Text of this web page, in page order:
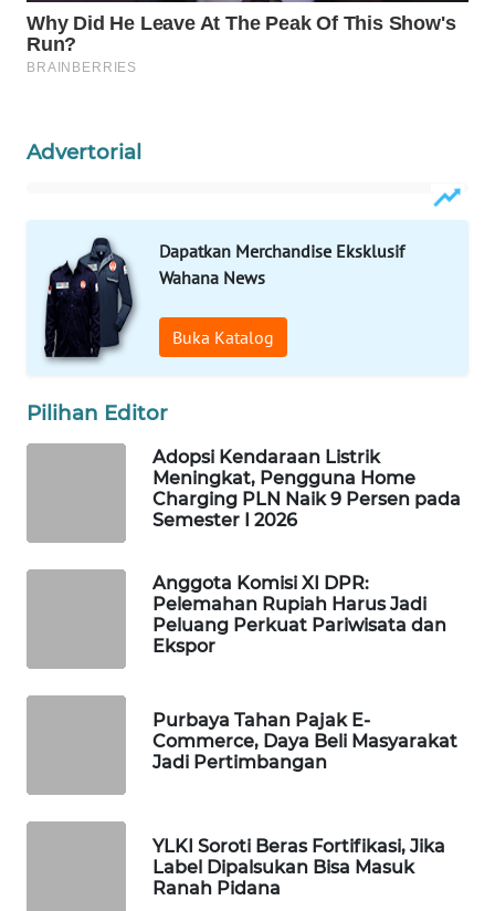
Advertorial
Dapatkan Merchandise Eksklusif
Wahana News
Buka Katalog
Pilihan Editor
Adopsi Kendaraan Listrik
Meningkat, Pengguna Home
Charging PLN Naik 9 Persen pada
Semester I 2026
Anggota Komisi XI DPR:
Pelemahan Rupiah Harus Jadi
Peluang Perkuat Pariwisata dan
Ekspor
Purbaya Tahan Pajak E-
Commerce, Daya Beli Masyarakat
Jadi Pertimbangan
YLKI Soroti Beras Fortifikasi, Jika
Label Dipalsukan Bisa Masuk
Ranah Pidana
WAHANA
UMKM
PERSONA
WAHANA
OTOMOTIF
WAHANA
HEALTH
WAHANA
LAPAK
WAHANA